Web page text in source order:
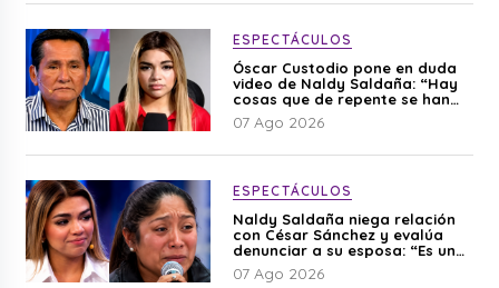
ESPECTÁCULOS
Óscar Custodio pone en duda
video de Naldy Saldaña: “Hay
cosas que de repente se han
editado”
07 Ago 2026
ESPECTÁCULOS
Naldy Saldaña niega relación
con César Sánchez y evalúa
denunciar a su esposa: “Es una
difamación”
07 Ago 2026